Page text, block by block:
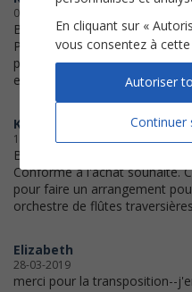
04-03-2020
Bonne qualité d'impression.
Partition conforme à mes
pour écrire un arrangement
ensemble de flûtes
Kris
16-12-2019
Bonjour
Conforme à l'achat souhaité.
pour faire un arrangement
orchestre de flûtes
Elizabeth
28-03-2019
merci pour la transposition--
En cliquant sur «
vous consentez à
Continuer
Autoriser